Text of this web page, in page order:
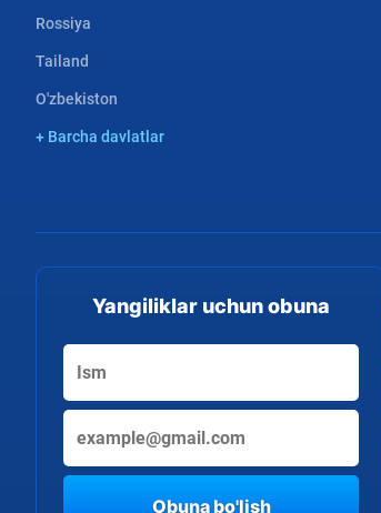
Rossiya
Tailand
O'zbekiston
+ Barcha davlatlar
Yangiliklar uchun obuna
Obuna bo'lish